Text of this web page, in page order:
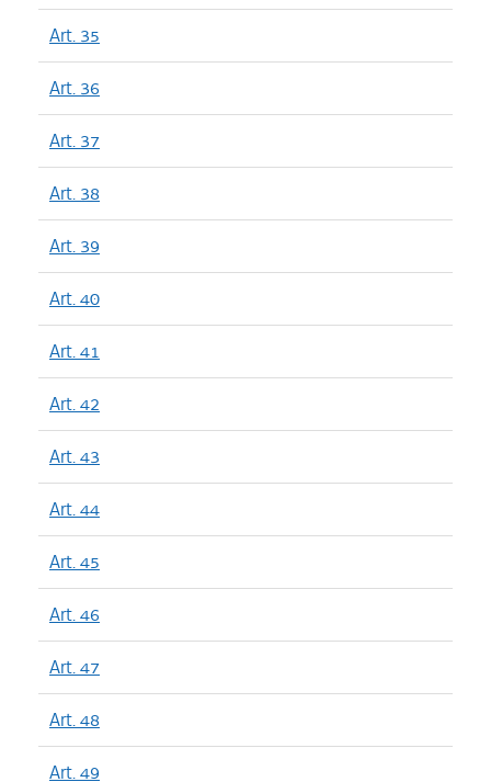
Art. 35
Art. 36
Art. 37
Art. 38
Art. 39
Art. 40
Art. 41
Art. 42
Art. 43
Art. 44
Art. 45
Art. 46
Art. 47
Art. 48
Art. 49